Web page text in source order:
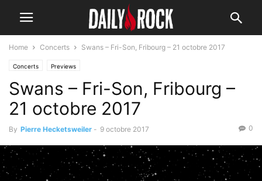
Home Concerts Swans – Fri-Son, Fribourg – 21 octobre 2017
Concerts Previews
Swans – Fri-Son, Fribourg –
21 octobre 2017
By Pierre Hecketsweiler - 9 octobre 2017 0